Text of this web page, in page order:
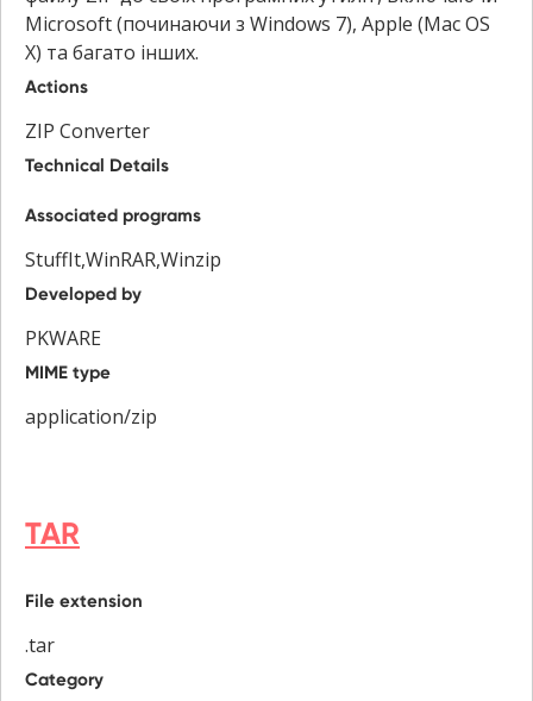
Microsoft (починаючи з Windows 7), Apple (Mac OS
X) та багато інших.
Actions
ZIP Converter
Technical Details
Associated programs
StuffIt,WinRAR,Winzip
Developed by
PKWARE
MIME type
application/zip
TAR
File extension
.tar
Category